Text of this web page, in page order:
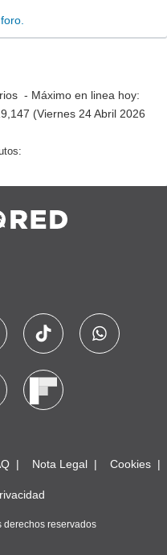
- Máximo en linea hoy:
(Viernes 24 Abril 2026
Nota Legal Cookies
derechos reservados